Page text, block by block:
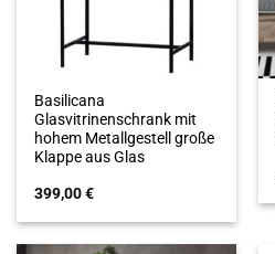
Basilicana
Glasvitrinenschrank mit
hohem Metallgestell große
Klappe aus Glas
399,00€